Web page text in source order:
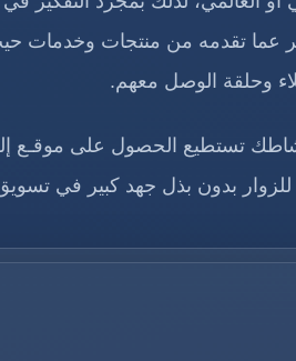
عما تقدمه من منتجات وخدمات
وحلقة الوصل معهم.
تستطيع الحصول على موقـع
بدون بذل جهد كبير في